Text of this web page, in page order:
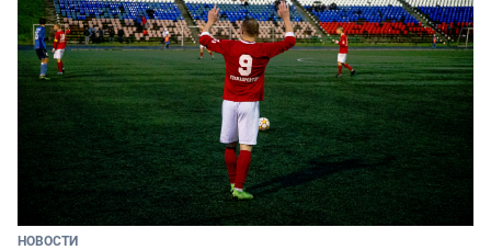
НОВОСТИ